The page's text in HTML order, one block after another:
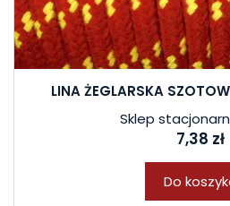
LINA ŻEGLARSKA
Sklep
7,38 zł
Do